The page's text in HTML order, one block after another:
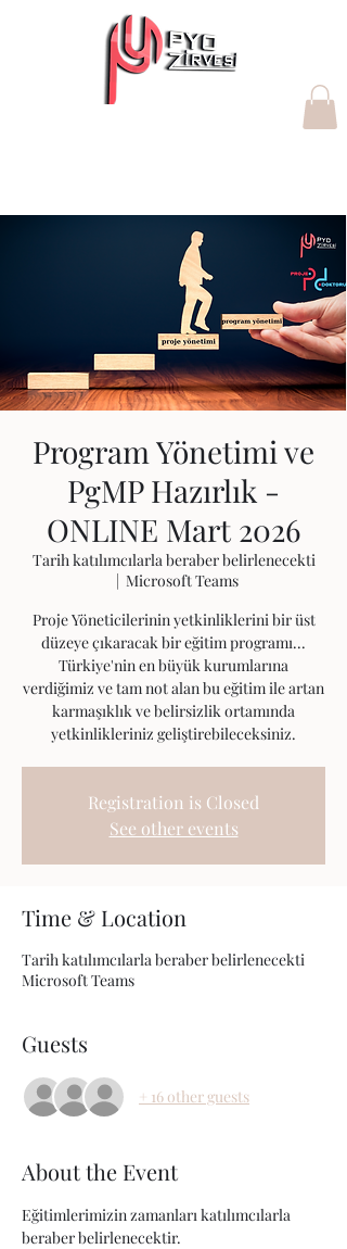
Program Yönetimi ve
PgMP Hazırlık -
ONLINE Mart 2026
Tarih katılımcılarla beraber belirlenecekti
  |
Microsoft Teams
Proje Yöneticilerinin yetkinliklerini bir üst
düzeye çıkaracak bir eğitim programı...
Türkiye'nin en büyük kurumlarına
verdiğimiz ve tam not alan bu eğitim ile artan
karmaşıklık ve belirsizlik ortamında
yetkinlikleriniz geliştirebileceksiniz.
Registration is Closed
See other events
Time & Location
Tarih katılımcılarla beraber belirlenecekti
Microsoft Teams
Guests
+ 16 other guests
About the Event
Eğitimlerimizin zamanları katılımcılarla
beraber belirlenecektir.